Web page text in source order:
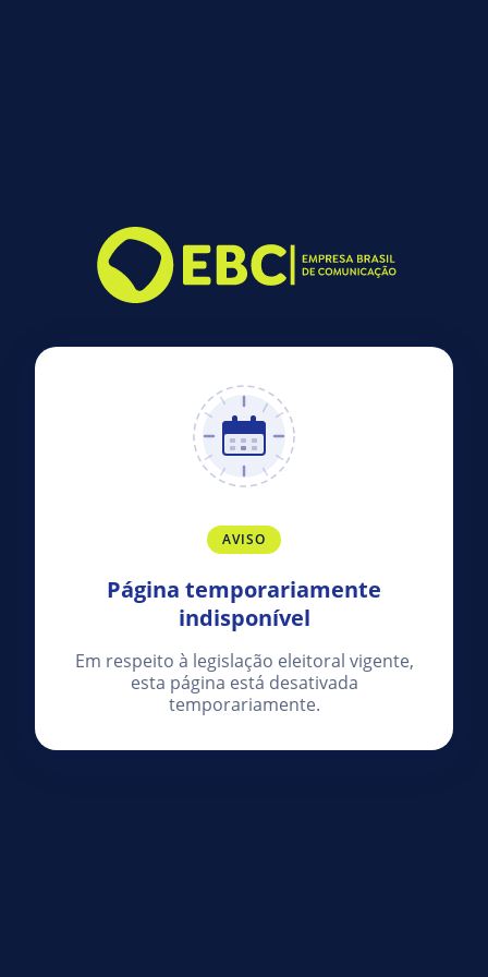
AVISO
Página temporariamente
indisponível
Em respeito à legislação eleitoral vigente,
esta página está desativada
temporariamente.